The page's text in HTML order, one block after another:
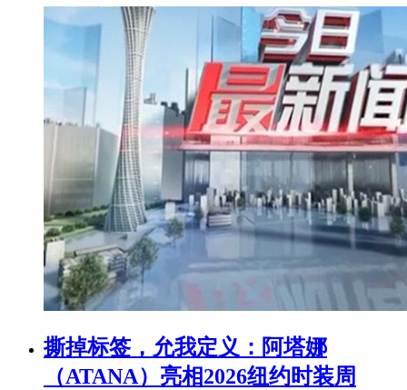
撕掉标签，允我定义：阿塔娜
（ATANA）亮相2026纽约时装周